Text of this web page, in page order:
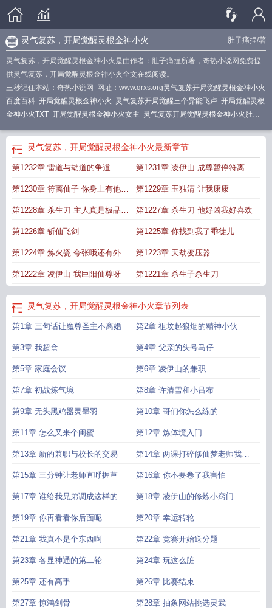
肚子痛捏/著
灵气复苏，开局觉醒灵根金神小火
灵气复苏，开局觉醒灵根金神小火是由作者：肚子痛捏所著，奇热小说网免费提
供灵气复苏，开局觉醒灵根金神小火全文在线阅读。
三秒记住本站：奇热小说网 网址：www.qrxs.org灵气复苏开局觉醒灵根金神小火
百度百科 开局觉醒灵根金神小火 灵气复苏开局觉醒三个异能飞卢 开局觉醒灵根
金神小火TXT 开局觉醒灵根金神小火女主 灵气复苏开局觉醒灵根金神小火肚子
开局获得不灭金身笔趣阁 灵气复苏开局获得不灭金身一条
罩 灵气复苏之开局签到金龙血脉
金神小火在线看开局觉醒灵根金神小火 在线阅读
灵气复苏，开局觉醒灵根金神小火最新章节
第1232章 雷道与劫道的争道 第1231章 凌伊山 成尊暂停符离仙
子我去接
第1230章 符离仙子 你身上有他的
香水味
第1229章 玉独清 让我康康
第1228章 杀生刀 主人真是极品刀
架子
第1227章 杀生刀 他好凶我好喜欢
第1226章 斩仙飞剑 第1225章 你找到我了乖徒儿
第1224章 炼火瓷 夸张哦还有外卖
上门的
第1223章 天劫变压器
第1222章 凌伊山 我巨阳仙尊呀 第1221章 杀生子杀生刀
灵气复苏，开局觉醒灵根金神小火章节列表
第1章 三句话让魔尊圣主不离婚 第2章 祖坟起狼烟的精神小伙
第3章 我超盒 第4章 父亲的头号马仔
第5章 家庭会议 第6章 凌伊山的兼职
第7章 初战炼气境 第8章 许清雪和小吕布
第9章 无头黑鸡器灵墨羽 第10章 哥们你怎么练的
第11章 怎么又来个闺蜜 第12章 炼体境入门
第13章 新的兼职与校长的交易 第14章 两课打碎修仙梦老师我是
文化生
第15章 三分钟让老师直呼握草 第16章 你不要卷了我害怕
第17章 谁给我兄弟调成这样的 第18章 凌伊山的修炼小窍门
第19章 你再看看你后面呢 第20章 幸运转轮
第21章 我真不是个东西啊 第22章 竞赛开始送分题
第23章 各显神通的第二轮 第24章 玩这么脏
第25章 还有高手 第26章 比赛结束
第27章 惊鸿剑骨 第28章 抽象网站挑选灵武